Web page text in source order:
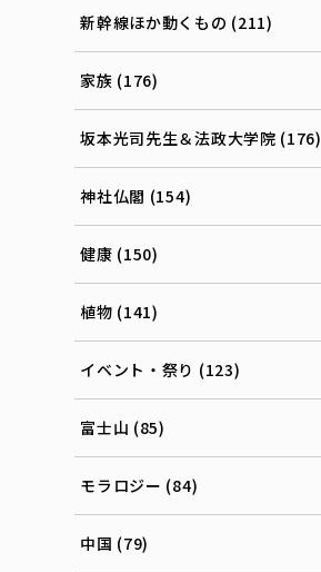
新幹線ほか動くもの (211)
家族 (176)
坂本光司先生＆法政大学院 (176)
神社仏閣 (154)
健康 (150)
植物 (141)
イベント・祭り (123)
富士山 (85)
モラロジー (84)
中国 (79)